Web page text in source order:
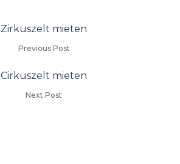
Zirkuszelt mieten
Previous Post
Cirkuszelt mieten
Next Post